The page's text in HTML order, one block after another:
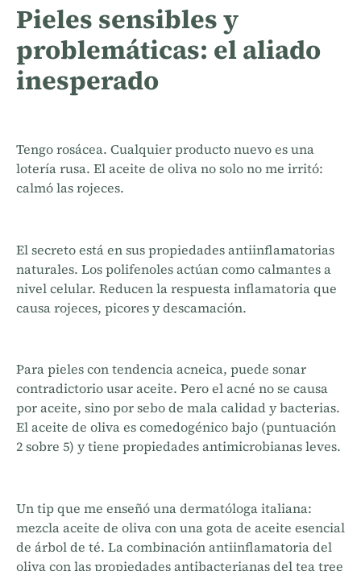
Pieles sensibles y
problemáticas: el aliado
inesperado
Tengo rosácea. Cualquier producto nuevo es una
lotería rusa. El aceite de oliva no solo no me irritó:
calmó las rojeces.
El secreto está en sus propiedades antiinflamatorias
naturales. Los polifenoles actúan como calmantes a
nivel celular. Reducen la respuesta inflamatoria que
causa rojeces, picores y descamación.
Para pieles con tendencia acneica, puede sonar
contradictorio usar aceite. Pero el acné no se causa
por aceite, sino por sebo de mala calidad y bacterias.
El aceite de oliva es comedogénico bajo (puntuación
2 sobre 5) y tiene propiedades antimicrobianas leves.
Un tip que me enseñó una dermatóloga italiana:
mezcla aceite de oliva con una gota de aceite esencial
de árbol de té. La combinación antiinflamatoria del
oliva con las propiedades antibacterianas del tea tree